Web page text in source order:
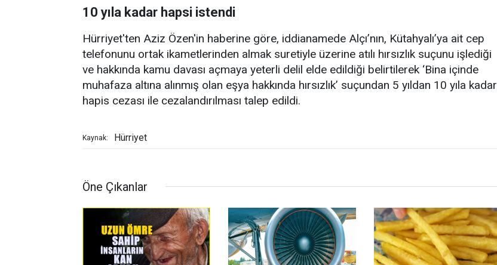
10 yıla kadar hapsi istendi
Hürriyet'ten Aziz Özen'in haberine göre, iddianamede Alçı’nın, Kütahyalı’ya ait cep
telefonunu ortak ikametlerinden almak suretiyle üzerine atılı hırsızlık suçunu işlediği
ve hakkında kamu davası açmaya yeterli delil elde edildiği belirtilerek ‘Bina içinde
muhafaza altına alınmış olan eşya hakkında hırsızlık’ suçundan 5 yıldan 10 yıla kadar
hapis cezası ile cezalandırılması talep edildi.
Kaynak: Hürriyet
Öne Çıkanlar